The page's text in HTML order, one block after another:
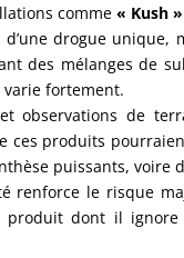
comme « Kush »
d’une drogue unique,
des mélanges de
fortement.
observations de
ces produits
puissants, voire
renforce le risque
produit dont il ignore